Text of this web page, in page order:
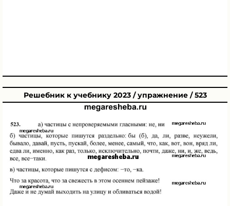
Решебник к учебнику 2023 / упражнение / 523